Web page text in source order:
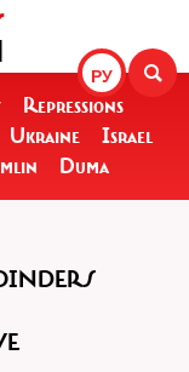
РУ
Repressions
Ukraine
Israel
Duma